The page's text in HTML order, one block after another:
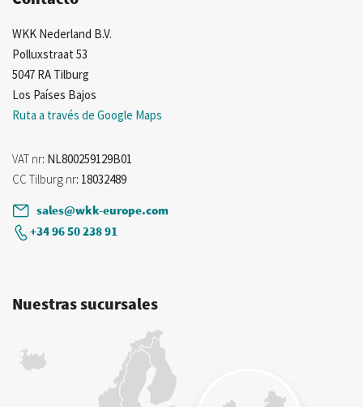
WKK Nederland B.V.
Polluxstraat 53
5047 RA Tilburg
Los Países Bajos
Ruta a través de Google Maps
VAT nr: NL800259129B01
CC Tilburg nr: 18032489
sales@wkk-europe.com
+34 96 50 238 91
Nuestras sucursales